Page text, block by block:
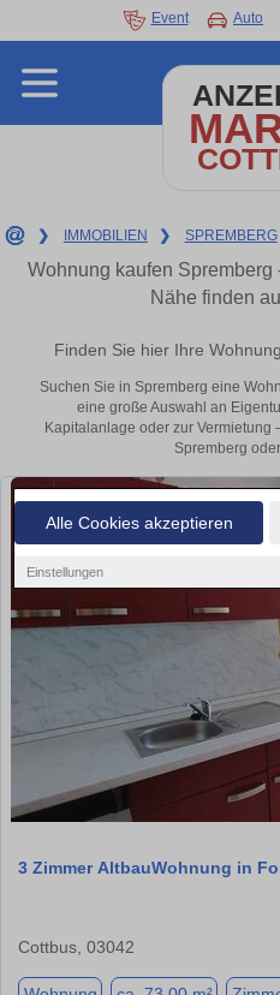
Alle Cookies akzeptieren
Einstellungen
Event Auto
❯ IMMOBILIEN ❯ SPREMBERG
Wohnung kaufen
Nähe finden
Finden Sie hier Ihre
Suchen Sie in Spremberg eine
eine große Auswahl an
Kapitalanlage oder zur Vermietung
Spremberg
3 Zimmer AltbauWohnung in
Cottbus, 03042